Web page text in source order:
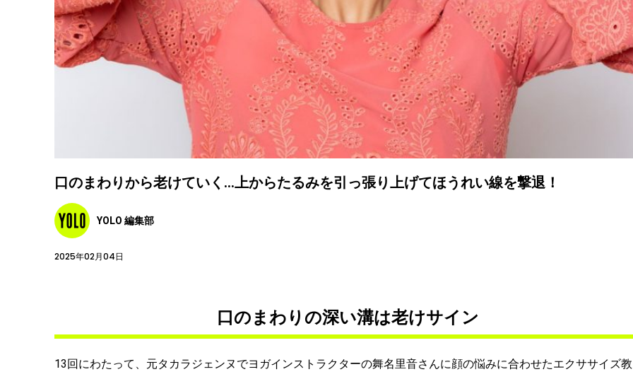
口のまわりから老けていく…上からたるみを引っ張り上げてほうれい線を撃退！
YOLO 編集部
2025年02月04日
口のまわりの深い溝は老けサイン
13回にわたって、元タカラジェンヌでヨガインストラクターの舞名里音さんに顔の悩みに合わせたエクササイズ教